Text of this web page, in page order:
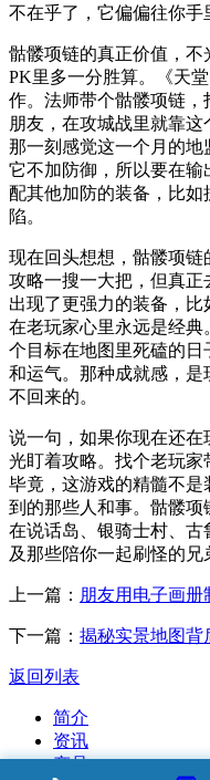
不在乎了，它偏偏往你手
骷髅项链的真正价值，
PK里多一分胜算。《天
作。法师带个骷髅项链
朋友，在攻城战里就靠这
那一刻感觉这一个月的地
它不加防御，所以要在
配其他加防的装备，比
陷。
现在回头想想，骷髅项链
攻略一搜一大把，但真
出现了更强力的装备，
在老玩家心里永远是经
个目标在地图里死磕的
和运气。那种成就感，
不回来的。
说一句，如果你现在还在
光盯着攻略。找个老玩家
毕竟，这游戏的精髓不
到的那些人和事。骷髅
在说话岛、银骑士村、古
及那些陪你一起刷怪的兄
上一篇： 朋友用电子画
下一篇： 揭秘实景地图背
返回列表
简介
资讯
产品